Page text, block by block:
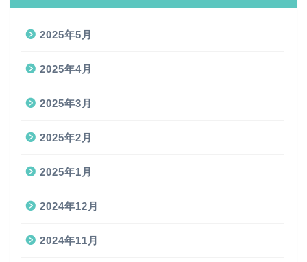
2025年5月
2025年4月
2025年3月
2025年2月
2025年1月
2024年12月
2024年11月